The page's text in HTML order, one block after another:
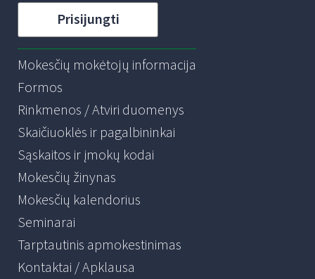
Prisijungti
Mokesčių mokėtojų informacija
Formos
Rinkmenos / Atviri duomenys
Skaičiuoklės ir pagalbininkai
Sąskaitos ir įmokų kodai
Mokesčių žinynas
Mokesčių kalendorius
Seminarai
Tarptautinis apmokestinimas
Kontaktai / Apklausa